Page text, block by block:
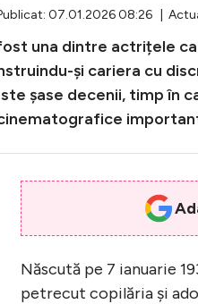
07.01.2026 08:26 |
una dintre actrițele
și cariera cu
șase decenii, timp în
Născută pe 7 ianuarie
petrecut copilăria și